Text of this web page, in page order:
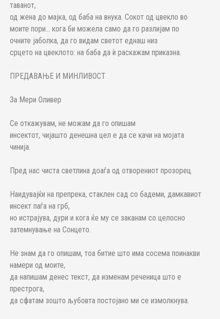
таванот,
од жена до мајка, од баба на внука. Сокот од цвекло во
моите пори... кога би можела само да го разлијам по
очните јаболка, да го видам светот еднаш низ
срцето на цвеклото: на баба да ѝ раскажам приказна.
ПРЕДАВАЊЕ И МИНЛИВОСТ
За Мери Оливер
Се откажувам, не можам да го опишам
инсектот, чијашто денешна цел е да се качи на мојата
чинија.
Пред нас чиста светлина доаѓа од отворениот прозорец.
Наидувајќи на препрека, стаклен сад со бадеми, дамкавиот
инсект паѓа на грб,
но истрајува, дури и кога ќе му се заканам со целосно
затемнување на Сонцето.
Не знам да го опишам, тоа битие што има сосема поинакви
намери од моите,
да напишам денес текст, да изменам реченица што е
престрога,
да сфатам зошто љубовта постојано ми се измолкнува.